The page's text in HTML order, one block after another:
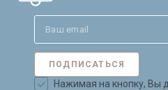
ПОДПИСАТЬСЯ
Нажимая на кнопку, Вы